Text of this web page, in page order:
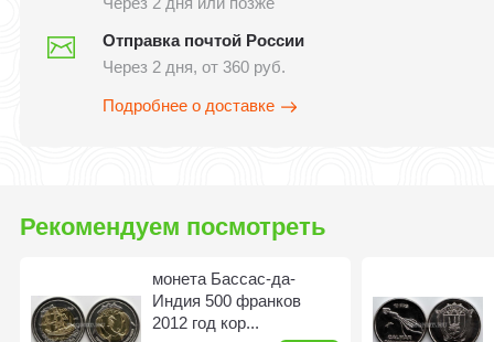
Отправка почтой России
Через 2 дня, от 360 руб.
Подробнее о доставке
Рекомендуем посмотреть
монета Бассас-да-
Индия 500 франков
2012 год кор...